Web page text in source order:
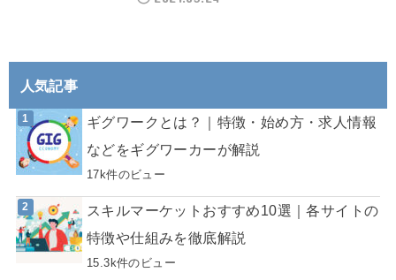
人気記事
ギグワークとは？｜特徴・始め方・求人情報
などをギグワーカーが解説
17k件のビュー
スキルマーケットおすすめ10選｜各サイトの
特徴や仕組みを徹底解説
15.3k件のビュー